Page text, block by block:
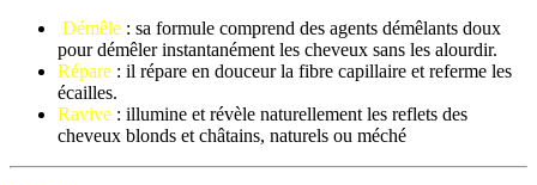
Démêle : sa formule comprend des agents démêlants doux
pour démêler instantanément les cheveux sans les alourdir.
Répare : il répare en douceur la fibre capillaire et referme les
écailles.
Ravive : illumine et révèle naturellement les reflets des
cheveux blonds et châtains, naturels ou méché